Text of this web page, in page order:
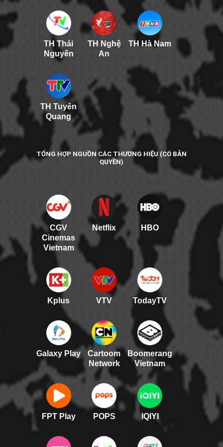
TH Thái
Nguyên
TH Nghệ
An
TH Hà Nam
TH Tuyên
Quang
TỔNG HỢP NGUỒN CÁC THƯƠNG HIỆU (CÓ BẢN
QUYỀN)
CGV
Cinemas
Vietnam
Netflix HBO
Kplus VTV TodayTV
Galaxy Play
Cartoom
Network
Boomerang
Vietnam
FPT Play POPS IQIYI